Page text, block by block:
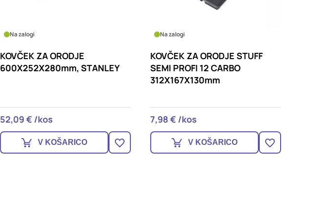
Na zalogi
KOVČEK ZA ORODJE
600X252X280mm, STANLEY
52,09 € /kos
V KOŠARICO
Na zalogi
KOVČEK ZA ORODJE STUFF
SEMI PROFI 12 CARBO
312X167X130mm
7,98 € /kos
V KOŠARICO